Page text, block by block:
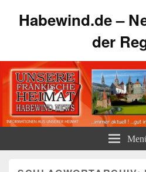
Habewind.de –
der